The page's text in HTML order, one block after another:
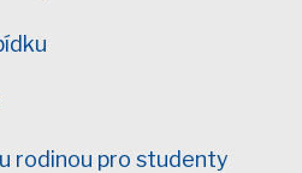
rodinou pro studenty